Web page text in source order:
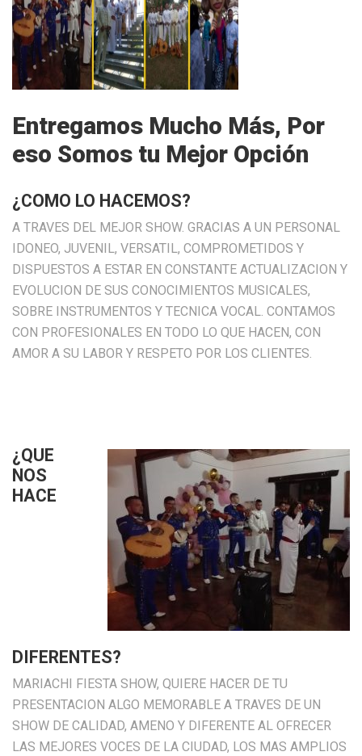
Entregamos Mucho Más, Por
eso Somos tu Mejor Opción
¿COMO LO HACEMOS?
A TRAVES DEL MEJOR SHOW. GRACIAS A UN PERSONAL
IDONEO, JUVENIL, VERSATIL, COMPROMETIDOS Y
DISPUESTOS A ESTAR EN CONSTANTE ACTUALIZACION Y
EVOLUCION DE SUS CONOCIMIENTOS MUSICALES,
SOBRE INSTRUMENTOS Y TECNICA VOCAL. CONTAMOS
CON PROFESIONALES EN TODO LO QUE HACEN, CON
AMOR A SU LABOR Y RESPETO POR LOS CLIENTES.
¿QUE
NOS
HACE
DIFERENTES?
MARIACHI FIESTA SHOW, QUIERE HACER DE TU
PRESENTACION ALGO MEMORABLE A TRAVES DE UN
SHOW DE CALIDAD, AMENO Y DIFERENTE AL OFRECER
LAS MEJORES VOCES DE LA CIUDAD, LOS MAS AMPLIOS